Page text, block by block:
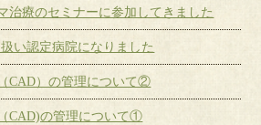
治療のセミナーに参加してきました
い認定病院になりました
CAD）の管理について②
CAD)の管理について①